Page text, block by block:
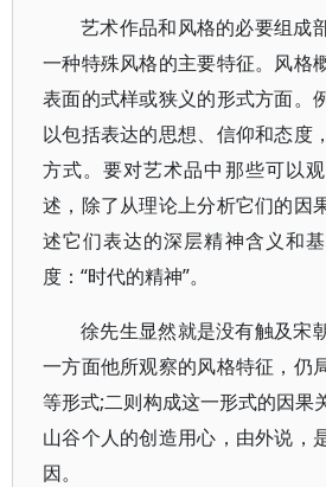
艺术作品和风格的必要组成
一种特殊风格的主要特征。风格
表面的式样或狭义的形式方面。
以包括表达的思想、信仰和态度
方式。要对艺术品中那些可以
述，除了从理论上分析它们的因
述它们表达的深层精神含义和
度：“时代的精神”。
徐先生显然就是没有触及宋
一方面他所观察的风格特征，仍
等形式;二则构成这一形式的因果
山谷个人的创造用心，由外说，
因。